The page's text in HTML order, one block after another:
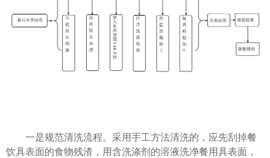
一是规范清洗流程。采用手工方法清洗的，应先刮掉餐
饮具表面的食物残渣，用含洗涤剂的溶液洗净餐用具表面，